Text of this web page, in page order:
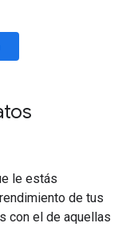
le estás
de tus
con el de aquellas